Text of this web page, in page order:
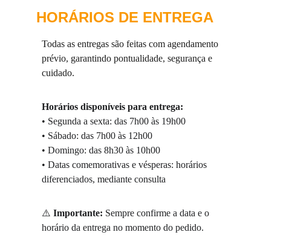
HORÁRIOS DE ENTREGA
Todas as entregas são feitas com agendamento
prévio, garantindo pontualidade, segurança e
cuidado.
Horários disponíveis para entrega:
• Segunda a sexta: das 7h00 às 19h00
• Sábado: das 7h00 às 12h00
• Domingo: das 8h30 às 10h00
• Datas comemorativas e vésperas: horários
diferenciados, mediante consulta
⚠️ Importante: Sempre confirme a data e o
horário da entrega no momento do pedido.